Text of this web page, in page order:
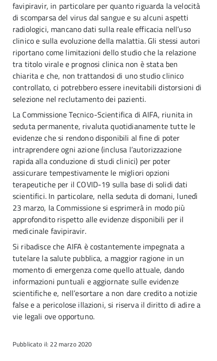
favipiravir, in particolare per quanto riguarda la velocità
di scomparsa del virus dal sangue e su alcuni aspetti
radiologici, mancano dati sulla reale efficacia nell’uso
clinico e sulla evoluzione della malattia. Gli stessi autori
riportano come limitazioni dello studio che la relazione
tra titolo virale e prognosi clinica non è stata ben
chiarita e che, non trattandosi di uno studio clinico
controllato, ci potrebbero essere inevitabili distorsioni di
selezione nel reclutamento dei pazienti.
La Commissione Tecnico-Scientifica di AIFA, riunita in
seduta permanente, rivaluta quotidianamente tutte le
evidenze che si rendono disponibili al fine di poter
intraprendere ogni azione (inclusa l’autorizzazione
rapida alla conduzione di studi clinici) per poter
assicurare tempestivamente le migliori opzioni
terapeutiche per il COVID-19 sulla base di solidi dati
scientifici. In particolare, nella seduta di domani, lunedì
23 marzo, la Commissione si esprimerà in modo più
approfondito rispetto alle evidenze disponibili per il
medicinale favipiravir.
Si ribadisce che AIFA è costantemente impegnata a
tutelare la salute pubblica, a maggior ragione in un
momento di emergenza come quello attuale, dando
informazioni puntuali e aggiornate sulle evidenze
scientifiche e, nell’esortare a non dare credito a notizie
false e a pericolose illazioni, si riserva il diritto di adire a
vie legali ove opportuno.
Pubblicato il: 22 marzo 2020